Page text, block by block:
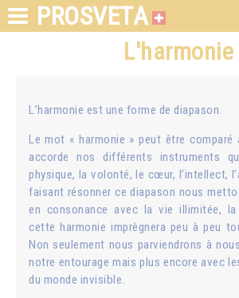
PROSVETA
L'harmonie
L’harmonie est une forme de diapason.
Le mot « harmonie » peut être comparé
accorde nos différents instruments
physique, la volonté, le cœur, l’intellect,
faisant résonner ce diapason nous
en consonance avec la vie illimitée,
cette harmonie imprègnera peu à peu
Non seulement nous parviendrons à
notre entourage mais plus encore avec
du monde invisible.